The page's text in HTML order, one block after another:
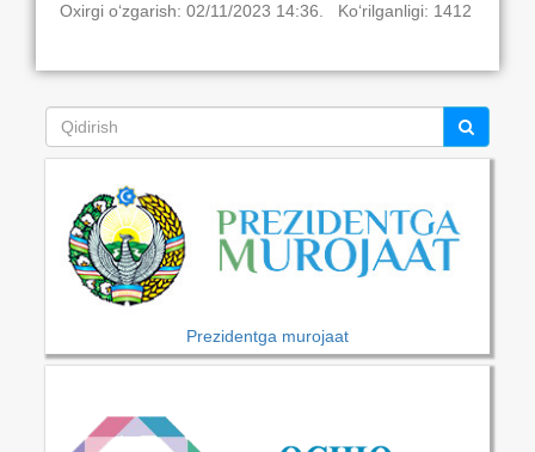
Oxirgi o‘zgarish: 02/11/2023 14:36. Ko‘rilganligi: 1412
Prezidentga murojaat